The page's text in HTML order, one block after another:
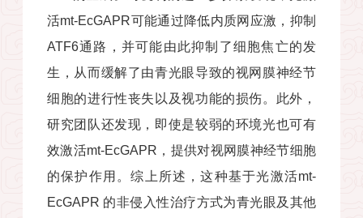
活mt-EcGAPR可能通过降低内质网应激，抑制
ATF6通路，并可能由此抑制了细胞焦亡的发
生，从而缓解了由青光眼导致的视网膜神经节
细胞的进行性丧失以及视功能的损伤。此外，
研究团队还发现，即使是较弱的环境光也可有
效激活mt-EcGAPR，提供对视网膜神经节细胞
的保护作用。综上所述，这种基于光激活mt-
EcGAPR 的非侵入性治疗方式为青光眼及其他